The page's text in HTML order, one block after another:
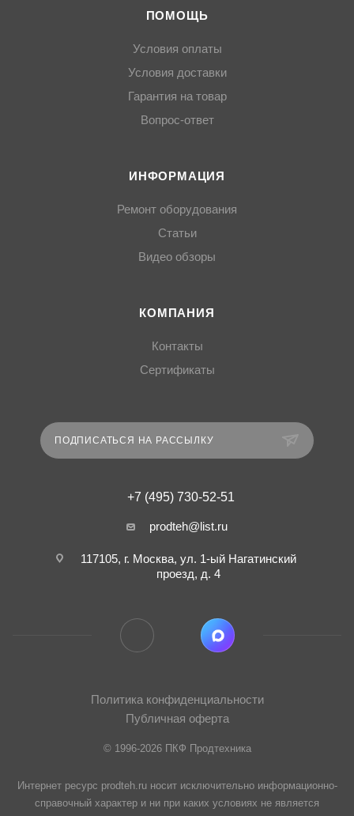
ПОМОЩЬ
Условия оплаты
Условия доставки
Гарантия на товар
Вопрос-ответ
ИНФОРМАЦИЯ
Ремонт оборудования
Статьи
Видео обзоры
КОМПАНИЯ
Контакты
Сертификаты
ПОДПИСАТЬСЯ НА РАССЫЛКУ
+7 (495) 730-52-51
prodteh@list.ru
117105, г. Москва, ул. 1-ый Нагатинский
проезд, д. 4
Политика конфиденциальности
Публичная оферта
© 1996-2026 ПКФ Продтехника
Интернет ресурс prodteh.ru носит исключительно информационно-
справочный характер и ни при каких условиях не является